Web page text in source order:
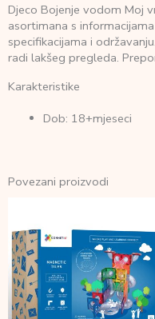
Djeco Bojenje vodom Moj
asortimana s
specifikacijama i
radi lakšeg pregleda.
Karakteristike
Dob: 18+mjeseci
Povezani proizvodi